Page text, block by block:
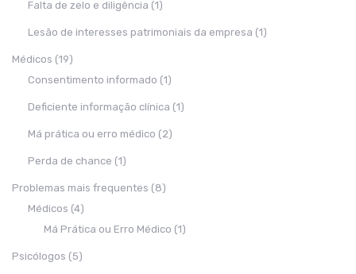
Falta de zelo e diligência (1)
Lesão de interesses patrimoniais da empresa (1)
Médicos (19)
Consentimento informado (1)
Deficiente informação clínica (1)
Má prática ou erro médico (2)
Perda de chance (1)
Problemas mais frequentes (8)
Médicos (4)
Má Prática ou Erro Médico (1)
Psicólogos (5)